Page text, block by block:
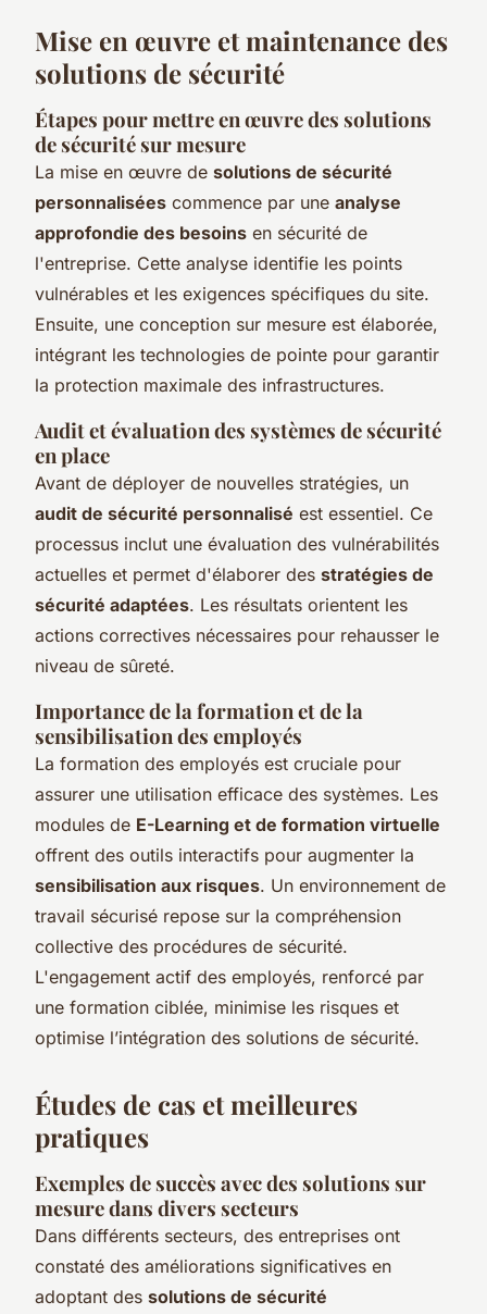
Mise en œuvre et maintenance des
solutions de sécurité
Étapes pour mettre en œuvre des solutions
de sécurité sur mesure
La mise en œuvre de solutions de sécurité
personnalisées commence par une analyse
approfondie des besoins en sécurité de
l'entreprise. Cette analyse identifie les points
vulnérables et les exigences spécifiques du site.
Ensuite, une conception sur mesure est élaborée,
intégrant les technologies de pointe pour garantir
la protection maximale des infrastructures.
Audit et évaluation des systèmes de sécurité
en place
Avant de déployer de nouvelles stratégies, un
audit de sécurité personnalisé est essentiel. Ce
processus inclut une évaluation des vulnérabilités
actuelles et permet d'élaborer des stratégies de
sécurité adaptées. Les résultats orientent les
actions correctives nécessaires pour rehausser le
niveau de sûreté.
Importance de la formation et de la
sensibilisation des employés
La formation des employés est cruciale pour
assurer une utilisation efficace des systèmes. Les
modules de E-Learning et de formation virtuelle
offrent des outils interactifs pour augmenter la
sensibilisation aux risques. Un environnement de
travail sécurisé repose sur la compréhension
collective des procédures de sécurité.
L'engagement actif des employés, renforcé par
une formation ciblée, minimise les risques et
optimise l’intégration des solutions de sécurité.
Études de cas et meilleures
pratiques
Exemples de succès avec des solutions sur
mesure dans divers secteurs
Dans différents secteurs, des entreprises ont
constaté des améliorations significatives en
adoptant des solutions de sécurité